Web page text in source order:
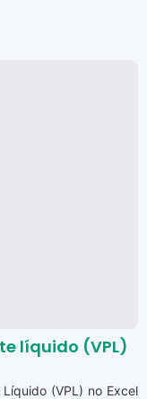
líquido (VPL)
(VPL) no Excel